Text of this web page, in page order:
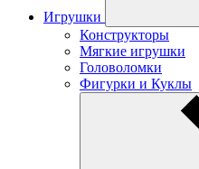
Игрушки
Конструкторы
Мягкие игрушки
Головоломки
Фигурки и Куклы